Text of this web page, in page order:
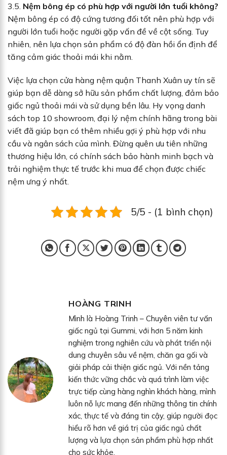
3.5. Nệm bông ép có phù hợp với người lớn tuổi không?
Nệm bông ép có độ cứng tương đối tốt nên phù hợp với
người lớn tuổi hoặc người gặp vấn đề về cột sống. Tuy
nhiên, nên lựa chọn sản phẩm có độ đàn hồi ổn định để
tăng cảm giác thoải mái khi nằm.
Việc lựa chọn cửa hàng nệm quận Thanh Xuân uy tín sẽ
giúp bạn dễ dàng sở hữu sản phẩm chất lượng, đảm bảo
giấc ngủ thoải mái và sử dụng bền lâu. Hy vọng danh
sách top 10 showroom, đại lý nệm chính hãng trong bài
viết đã giúp bạn có thêm nhiều gợi ý phù hợp với nhu
cầu và ngân sách của mình. Đừng quên ưu tiên những
thương hiệu lớn, có chính sách bảo hành minh bạch và
trải nghiệm thực tế trước khi mua để chọn được chiếc
nệm ưng ý nhất.
5/5 - (1 bình chọn)
HOÀNG TRINH
Mình là Hoàng Trinh – Chuyên viên tư vấn
giấc ngủ tại Gummi, với hơn 5 năm kinh
nghiệm trong nghiên cứu và phát triển nội
dung chuyên sâu về nệm, chăn ga gối và
giải pháp cải thiện giấc ngủ. Với nền tảng
kiến thức vững chắc và quá trình làm việc
trực tiếp cùng hàng nghìn khách hàng, mình
luôn nỗ lực mang đến những thông tin chính
xác, thực tế và đáng tin cậy, giúp người đọc
hiểu rõ hơn về giá trị của giấc ngủ chất
lượng và lựa chọn sản phẩm phù hợp nhất
cho sức khỏe.